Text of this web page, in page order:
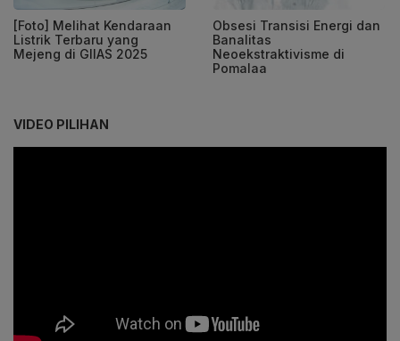
[Foto] Melihat Kendaraan
Listrik Terbaru yang
Mejeng di GIIAS 2025
Obsesi Transisi Energi dan
Banalitas
Neoekstraktivisme di
Pomalaa
VIDEO PILIHAN